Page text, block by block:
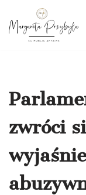
Przejdź
zwróci